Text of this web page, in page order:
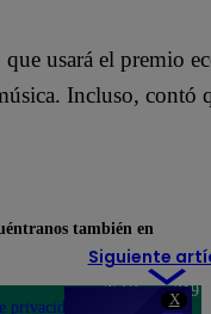
X
usará el premio
Incluso,
Siguiente
también en
privacidad
Teléfono: 219